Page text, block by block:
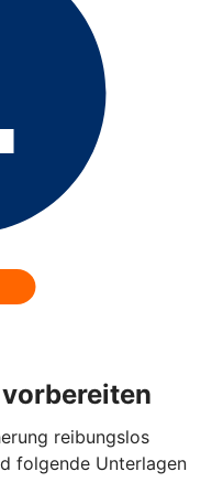
reibungslos
folgende Unterlagen